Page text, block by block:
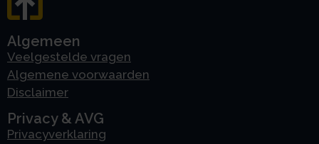
Algemeen
Veelgestelde vragen
Algemene voorwaarden
Disclaimer
Privacy & AVG
Privacyverklaring